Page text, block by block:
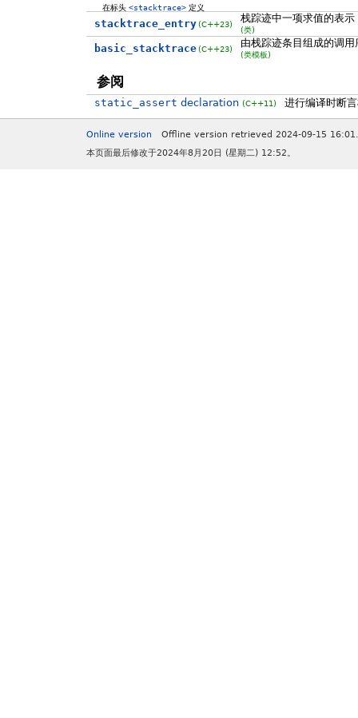
在标头<stacktrace> 定义
stacktrace_entry (C++23) 栈踪迹中一项求值的表示
(类)
basic_stacktrace (C++23) 由栈踪迹条目组成的调
(类模板)
参阅
static_assert declaration (C++11) 进行编译时断
Online version
Offline version retrieved 2024-09-15 16:01.
本页面最后修改于2024年8月20日 (星期二) 12:52。